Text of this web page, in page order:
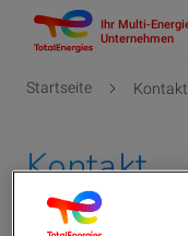
Ihr Multi-
Unternehmen
Pfadnavigation
Startseite Kontakt
Kontakt